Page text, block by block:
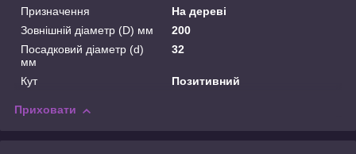
Призначення
На дереві
Зовнішній діаметр (D) мм
200
Посадковий діаметр (d)
мм
32
Кут Позитивний
Приховати